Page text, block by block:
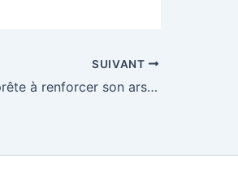
SUIVANT
La BCE prête à renforcer son arsenal anti-coronavirus – EURACTIV.fr